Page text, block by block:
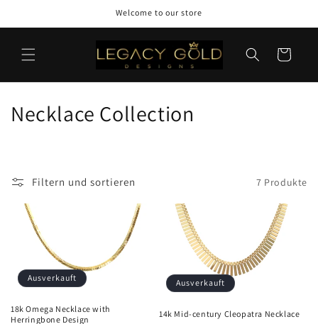
Inhalt
Welcome to our store
Warenkorb
K
e
i
Necklace Collection
Filtern und sortieren 7 Produkte
Ausverkauft
18k Omega Necklace with
Herringbone Design
Ausverkauft
14k Mid-century Cleopatra Necklace